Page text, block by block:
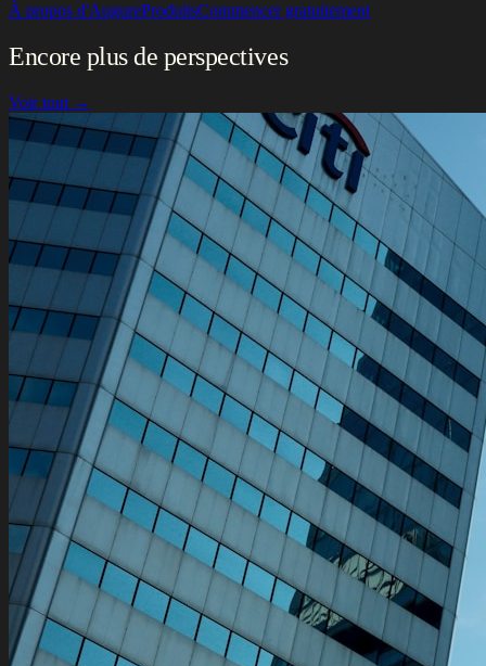
À propos d'AugureProduitsCommencer gratuitement
Encore plus de perspectives
Voir tout →